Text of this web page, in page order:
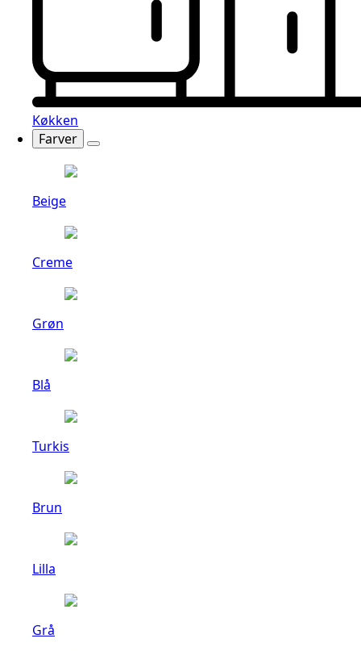
Køkken
Farver
Beige
Creme
Grøn
Blå
Turkis
Brun
Lilla
Grå